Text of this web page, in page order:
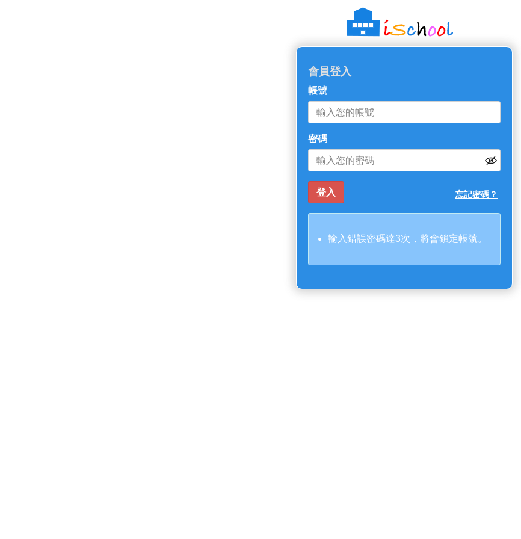
會員登入
帳號
密碼
忘記密碼？
輸入錯誤密碼達3次，將會鎖定帳號。